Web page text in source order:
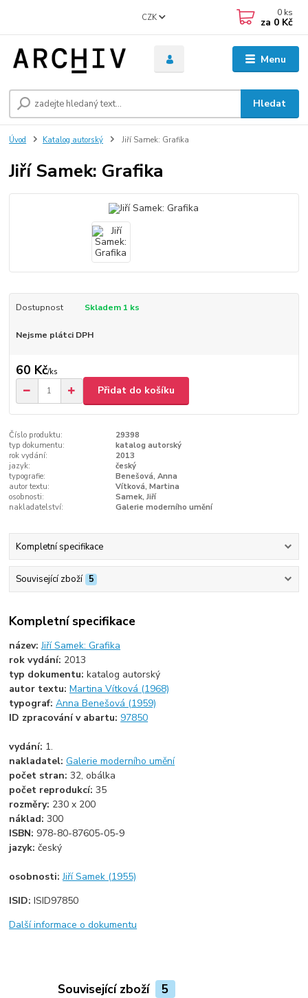
Menu
CZK
Hledat
0 ks
za 0 Kč
Úvod Katalog autorský Jiří Samek: Grafika
Jiří Samek: Grafika
Dostupnost Skladem 1 ks
Nejsme plátci DPH
60 Kč/ks
Přidat do košíku
Číslo produktu:
29398
typ dokumentu:
katalog autorský
rok vydání:
2013
jazyk:
český
typografie:
Benešová, Anna
autor textu:
Vítková, Martina
osobnosti:
Samek, Jiří
nakladatelství:
Galerie moderního umění
Kompletní specifikace
Související zboží 5
Kompletní specifikace
název:Jiří Samek: Grafika
rok vydání: 2013
typ dokumentu:katalog autorský
autor textu:Martina Vítková (1968)
typograf:Anna Benešová (1959)
ID zpracování v abartu: 97850
vydání: 1.
nakladatel:Galerie moderního umění
počet stran:32, obálka
počet reprodukcí:35
rozměry: 230 x 200
náklad:300
ISBN: 978-80-87605-05-9
jazyk:český
osobnosti:Jiří Samek (1955)
ISID:ISID97850
Další informace o dokumentu
Související zboží 5